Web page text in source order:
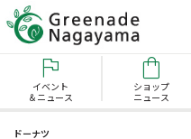
イベント
＆ニュース
ショップ
ニュース
ドーナツ